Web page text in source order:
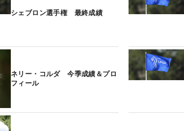
シェブロン選手権 最終成績
ネリー・コルダ 今季成績＆プロ
フィール